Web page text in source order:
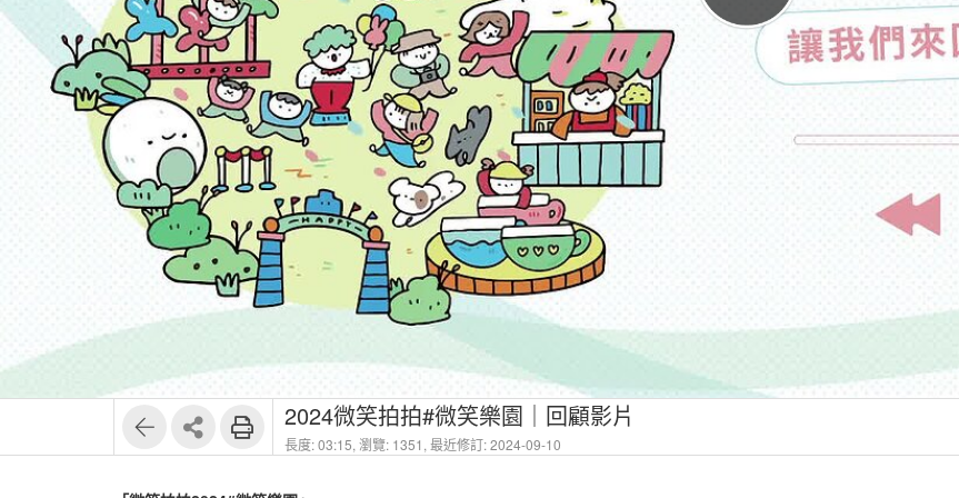
2024微笑拍拍#微笑樂園｜回顧影片
長度: 03:15, 瀏覽: 1351, 最近修訂: 2024-09-10